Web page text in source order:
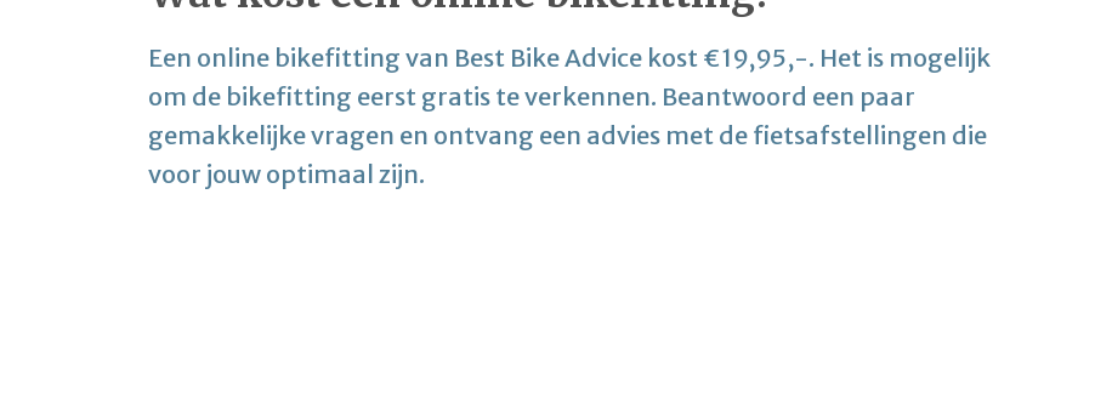
Een online bikefitting van Best Bike Advice kost €19,95,-. Het is mogelijk
om de bikefitting eerst gratis te verkennen. Beantwoord een paar
gemakkelijke vragen en ontvang een advies met de fietsafstellingen die
voor jouw optimaal zijn.